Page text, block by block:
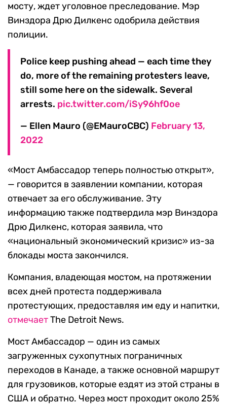
мосту, ждет уголовное преследование. Мэр
Винздора Дрю Дилкенс одобрила действия
полиции.
Police keep pushing ahead — each time they
do, more of the remaining protesters leave,
still some here on the sidewalk. Several
arrests. pic.twitter.com/iSy96hf0oe
— Ellen Mauro (@EMauroCBC) February 13,
2022
«Мост Амбассадор теперь полностью открыт»,
— говорится в заявлении компании, которая
отвечает за его обслуживание. Эту
информацию также подтвердила мэр Винздора
Дрю Дилкенс, которая заявила, что
«национальный экономический кризис» из-за
блокады моста закончился.
Компания, владеющая мостом, на протяжении
всех дней протеста поддерживала
протестующих, предоставляя им еду и напитки,
отмечаетThe Detroit News.
Мост Амбассадор — один из самых
загруженных сухопутных пограничных
переходов в Канаде, а также основной маршрут
для грузовиков, которые ездят из этой страны в
США и обратно. Через мост проходит около 25%